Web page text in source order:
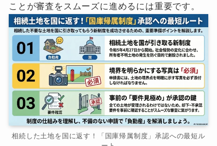
ことが審査をスムーズに進めるには重要です。
相続した土地を国に返す！「国庫帰属制度」承認への最短ル